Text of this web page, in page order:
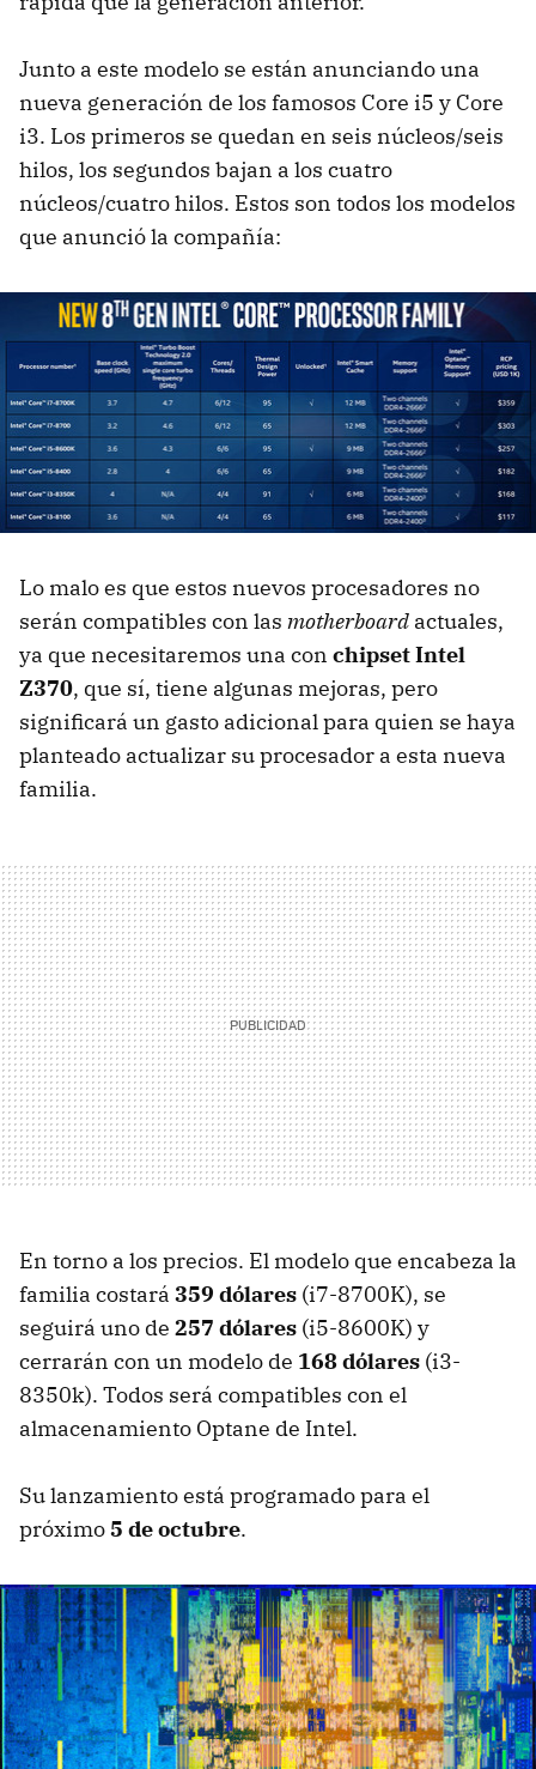
Junto a este modelo se están anunciando una
nueva generación de los famosos Core i5 y Core
i3. Los primeros se quedan en seis núcleos/seis
hilos, los segundos bajan a los cuatro
núcleos/cuatro hilos. Estos son todos los modelos
que anunció la compañía:
Lo malo es que estos nuevos procesadores no
serán compatibles con las motherboard actuales,
ya que necesitaremos una con chipset Intel
Z370, que sí, tiene algunas mejoras, pero
significará un gasto adicional para quien se haya
planteado actualizar su procesador a esta nueva
familia.
En torno a los precios. El modelo que encabeza la
familia costará 359 dólares (i7-8700K), se
seguirá uno de 257 dólares (i5-8600K) y
cerrarán con un modelo de 168 dólares (i3-
8350k). Todos será compatibles con el
almacenamiento Optane de Intel.
Su lanzamiento está programado para el
próximo5 de octubre.